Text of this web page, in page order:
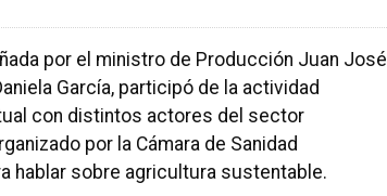
por el ministro de Producción Juan José
García, participó de la actividad
con distintos actores del sector
por la Cámara de Sanidad
hablar sobre agricultura sustentable.